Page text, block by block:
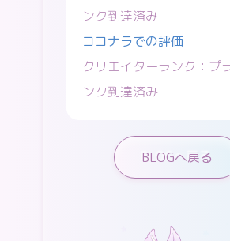
ンク到達済み
ココナラでの評価
クリエイターランク：プ
ンク到達済み
BLOGへ戻る